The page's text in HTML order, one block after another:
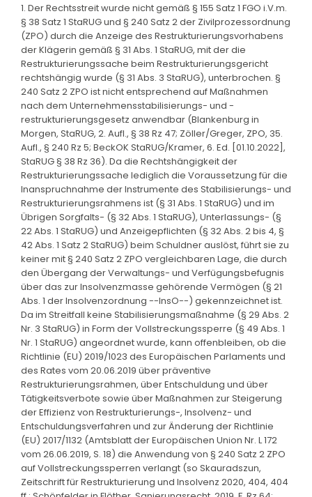
1. Der Rechtsstreit wurde nicht gemäß § 155 Satz 1 FGO i.V.m.
§ 38 Satz 1 StaRUG und § 240 Satz 2 der Zivilprozessordnung
(ZPO) durch die Anzeige des Restrukturierungsvorhabens
der Klägerin gemäß § 31 Abs. 1 StaRUG, mit der die
Restrukturierungssache beim Restrukturierungsgericht
rechtshängig wurde (§ 31 Abs. 3 StaRUG), unterbrochen. §
240 Satz 2 ZPO ist nicht entsprechend auf Maßnahmen
nach dem Unternehmensstabilisierungs- und -
restrukturierungsgesetz anwendbar (Blankenburg in
Morgen, StaRUG, 2. Aufl., § 38 Rz 47; Zöller/Greger, ZPO, 35.
Aufl., § 240 Rz 5; BeckOK StaRUG/Kramer, 6. Ed. [01.10.2022],
StaRUG § 38 Rz 36). Da die Rechtshängigkeit der
Restrukturierungssache lediglich die Voraussetzung für die
Inanspruchnahme der Instrumente des Stabilisierungs- und
Restrukturierungsrahmens ist (§ 31 Abs. 1 StaRUG) und im
Übrigen Sorgfalts- (§ 32 Abs. 1 StaRUG), Unterlassungs- (§
22 Abs. 1 StaRUG) und Anzeigepflichten (§ 32 Abs. 2 bis 4, §
42 Abs. 1 Satz 2 StaRUG) beim Schuldner auslöst, führt sie zu
keiner mit § 240 Satz 2 ZPO vergleichbaren Lage, die durch
den Übergang der Verwaltungs- und Verfügungsbefugnis
über das zur Insolvenzmasse gehörende Vermögen (§ 21
Abs. 1 der Insolvenzordnung --InsO--) gekennzeichnet ist.
Da im Streitfall keine Stabilisierungsmaßnahme (§ 29 Abs. 2
Nr. 3 StaRUG) in Form der Vollstreckungssperre (§ 49 Abs. 1
Nr. 1 StaRUG) angeordnet wurde, kann offenbleiben, ob die
Richtlinie (EU) 2019/1023 des Europäischen Parlaments und
des Rates vom 20.06.2019 über präventive
Restrukturierungsrahmen, über Entschuldung und über
Tätigkeitsverbote sowie über Maßnahmen zur Steigerung
der Effizienz von Restrukturierungs-, Insolvenz- und
Entschuldungsverfahren und zur Änderung der Richtlinie
(EU) 2017/1132 (Amtsblatt der Europäischen Union Nr. L 172
vom 26.06.2019, S. 18) die Anwendung von § 240 Satz 2 ZPO
auf Vollstreckungssperren verlangt (so Skauradszun,
Zeitschrift für Restrukturierung und Insolvenz 2020, 404, 404